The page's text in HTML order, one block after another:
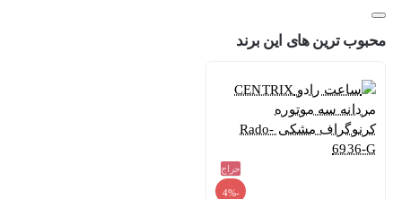
محبوب ترین های این برند
حراج
-4%